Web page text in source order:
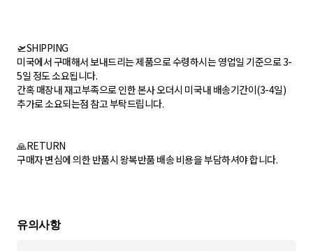
🛫SHIPPING
미국에서 구매해서 보내드리는 제품으로 수령하시는 영업일 기준으로 3-
5일 정도 소요됩니다.
간혹 매장내 재고부족으로 인한 본사 오더시 미국내 배송기간이(3-4일)
추가로 소요되는점 참고 부탁드립니다.
🙏RETURN
구매자 변심에 의한 반품시 왕복반품 배송 비용을 부담하셔야 합니다.
유의사항